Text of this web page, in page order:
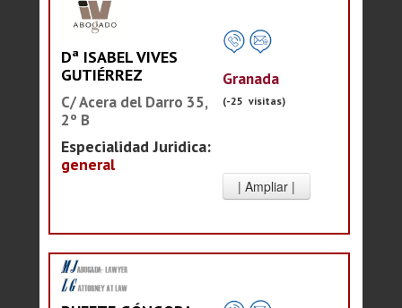
Dª ISABEL VIVES
GUTIÉRREZ
C/ Acera del Darro 35,
2º B
Especialidad Juridica:
general
Granada
(-25 visitas)